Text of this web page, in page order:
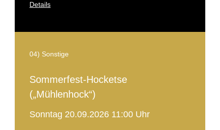
Details
04) Sonstige
Sommerfest-Hocketse
(„Mühlenhock“)
Sonntag 20.09.2026 11:00 Uhr